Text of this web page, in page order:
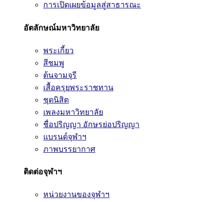
การเปิดเผยข้อมูลสู่สาธารณะ
อัตลักษณ์มหาวิทยาลัย
พระเกี้ยว
สีชมพู
ต้นจามจุรี
เสื้อครุยพระราชทาน
ชุดนิสิต
เพลงมหาวิทยาลัย
ชื่อปริญญา อักษรย่อปริญญา
แบรนด์จุฬาฯ
ภาพบรรยากาศ
ติดต่อจุฬาฯ
หน่วยงานของจุฬาฯ